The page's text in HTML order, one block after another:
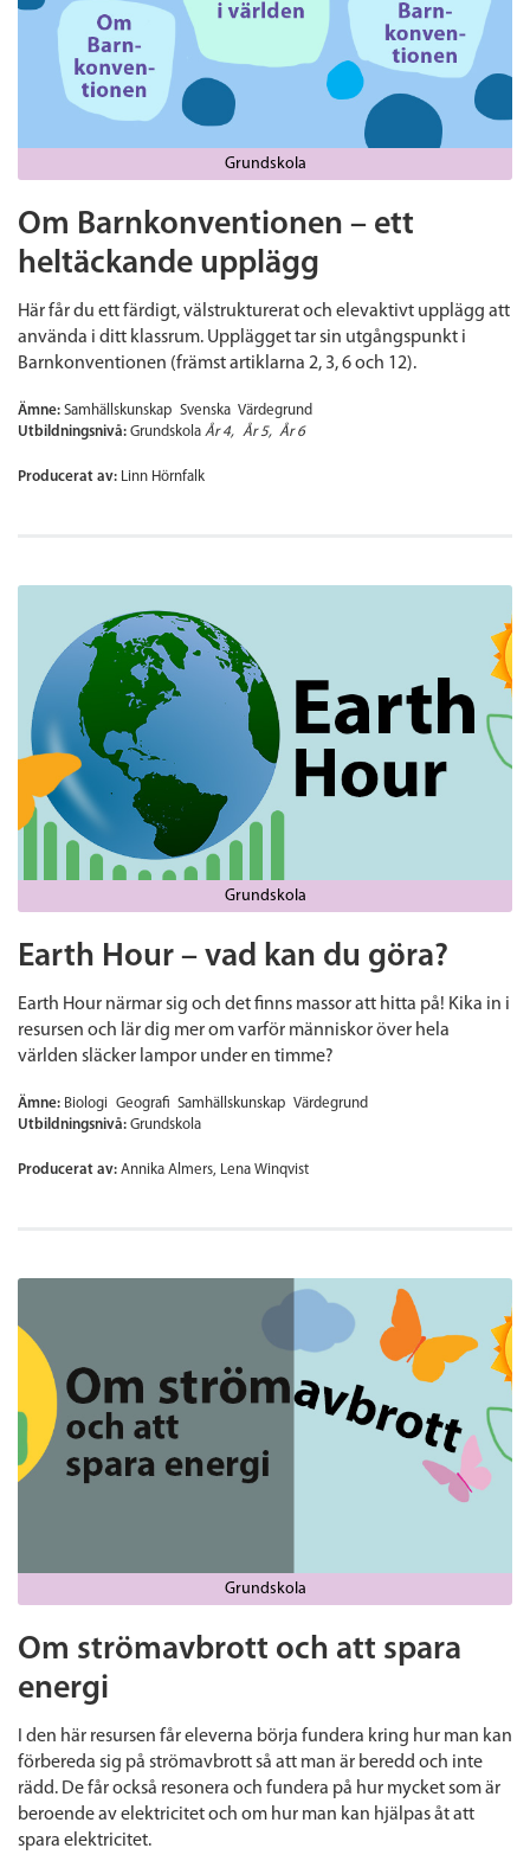
Grundskola
Om Barnkonventionen – ett
heltäckande upplägg
Här får du ett färdigt, välstrukturerat och elevaktivt upplägg att
använda i ditt klassrum. Upplägget tar sin utgångspunkt i
Barnkonventionen (främst artiklarna 2, 3, 6 och 12).
Ämne: Samhällskunskap Svenska Värdegrund
Utbildningsnivå: Grundskola År 4 År 5 År 6
Producerat av: Linn Hörnfalk
Grundskola
Earth Hour – vad kan du göra?
Earth Hour närmar sig och det finns massor att hitta på! Kika in i
resursen och lär dig mer om varför människor över hela
världen släcker lampor under en timme?
Ämne: Biologi Geografi Samhällskunskap Värdegrund
Utbildningsnivå: Grundskola
Producerat av: Annika Almers, Lena Winqvist
Grundskola
Om strömavbrott och att spara
energi
I den här resursen får eleverna börja fundera kring hur man kan
förbereda sig på strömavbrott så att man är beredd och inte
rädd. De får också resonera och fundera på hur mycket som är
beroende av elektricitet och om hur man kan hjälpas åt att
spara elektricitet.